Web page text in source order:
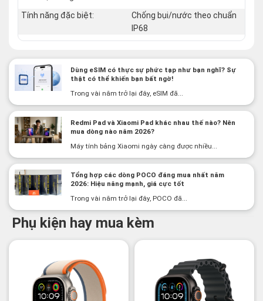
Tính năng đặc biệt:
Chống bụi/nước theo chuẩn
IP68
Dùng eSIM có thực sự phức tạp như bạn nghĩ? Sự
thật có thể khiến bạn bất ngờ!
Trong vài năm trở lại đây, eSIM đã...
Redmi Pad và Xiaomi Pad khác nhau thế nào? Nên
mua dòng nào năm 2026?
Máy tính bảng Xiaomi ngày càng được nhiều...
Tổng hợp các dòng POCO đáng mua nhất năm
2026: Hiệu năng mạnh, giá cực tốt
Trong vài năm trở lại đây, POCO đã...
Phụ kiện hay mua kèm